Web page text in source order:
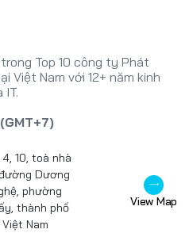
Top 10 công ty Phát
Việt Nam với 12+ năm kinh
IT.
4, 10, toà nhà
Dương
phường
thành phố
Việt Nam
View Map